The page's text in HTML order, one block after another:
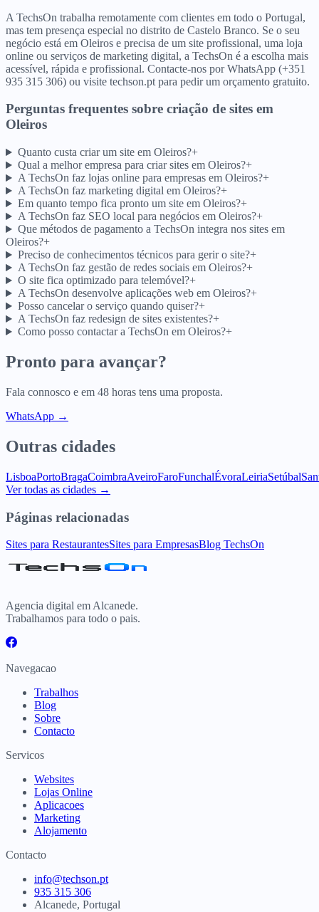
A TechsOn trabalha remotamente com clientes em todo o Portugal,
mas tem presença especial no distrito de Castelo Branco. Se o seu
negócio está em Oleiros e precisa de um site profissional, uma loja
online ou serviços de marketing digital, a TechsOn é a escolha mais
acessível, rápida e profissional. Contacte-nos por WhatsApp (+351
935 315 306) ou visite techson.pt para pedir um orçamento gratuito.
Perguntas frequentes sobre criação de sites em
Oleiros
Quanto custa criar um site em Oleiros?+
Qual a melhor empresa para criar sites em Oleiros?+
A TechsOn faz lojas online para empresas em Oleiros?+
A TechsOn faz marketing digital em Oleiros?+
Em quanto tempo fica pronto um site em Oleiros?+
A TechsOn faz SEO local para negócios em Oleiros?+
Que métodos de pagamento a TechsOn integra nos sites em
Oleiros?+
Preciso de conhecimentos técnicos para gerir o site?+
A TechsOn faz gestão de redes sociais em Oleiros?+
O site fica optimizado para telemóvel?+
A TechsOn desenvolve aplicações web em Oleiros?+
Posso cancelar o serviço quando quiser?+
A TechsOn faz redesign de sites existentes?+
Como posso contactar a TechsOn em Oleiros?+
Pronto para avançar?
Fala connosco e em 48 horas tens uma proposta.
WhatsApp →
Outras cidades
LisboaPortoBragaCoimbraAveiroFaroFunchalÉvoraLeiriaSetúbal
Ver todas as cidades →
Páginas relacionadas
Sites para RestaurantesSites para EmpresasBlog TechsOn
Agencia digital em Alcanede.
Trabalhamos para todo o pais.
Navegacao
Trabalhos
Blog
Sobre
Contacto
Servicos
Websites
Lojas Online
Aplicacoes
Marketing
Alojamento
Contacto
info@techson.pt
935 315 306
Alcanede, Portugal